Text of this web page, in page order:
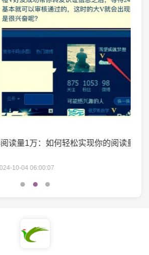
何轻松实现你的阅读量突破？